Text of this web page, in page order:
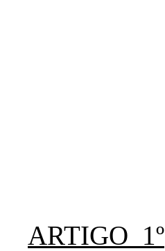
ARTIGO 1º